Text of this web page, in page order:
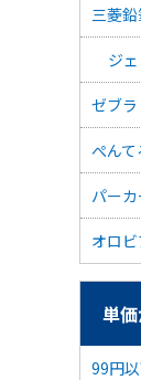
三菱鉛
ジ
ゼブラ
ぺんて
パーカ
オロ
単
99円